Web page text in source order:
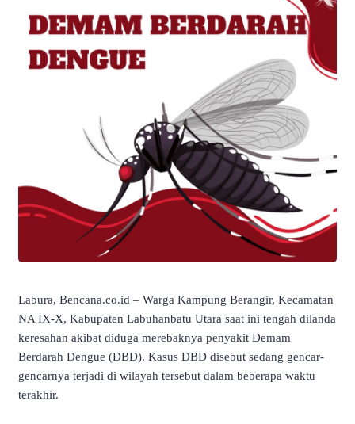
Labura, Bencana.co.id – Warga Kampung Berangir, Kecamatan
NA IX-X, Kabupaten Labuhanbatu Utara saat ini tengah dilanda
keresahan akibat diduga merebaknya penyakit Demam
Berdarah Dengue (DBD). Kasus DBD disebut sedang gencar-
gencarnya terjadi di wilayah tersebut dalam beberapa waktu
terakhir.